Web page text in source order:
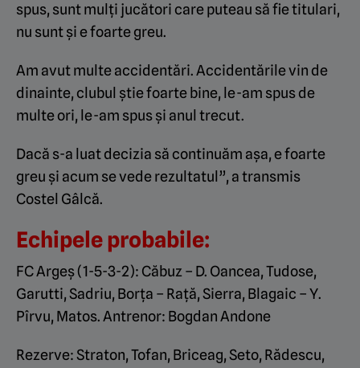
spus, sunt mulți jucători care puteau să fie titulari,
nu sunt și e foarte greu.
Am avut multe accidentări. Accidentările vin de
dinainte, clubul știe foarte bine, le-am spus de
multe ori, le-am spus și anul trecut.
Dacă s-a luat decizia să continuăm așa, e foarte
greu și acum se vede rezultatul”, a transmis
Costel Gâlcă.
Echipele probabile:
FC Argeș (1-5-3-2): Căbuz – D. Oancea, Tudose,
Garutti, Sadriu, Borța – Rață, Sierra, Blagaic – Y.
Pîrvu, Matos. Antrenor: Bogdan Andone
Rezerve: Straton, Tofan, Briceag, Seto, Rădescu,